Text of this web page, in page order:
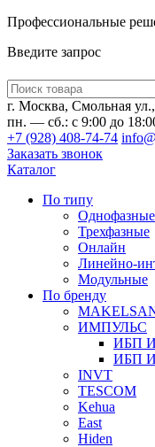
Профессиональные
Введите запрос
Введите
запрос
г. Москва, Смольная
пн. — сб.: с 9:00 до
+7 (928) 408-74-74
Заказать звонок
Каталог
По типу
Однофазные
Трехфазные
Онлайн
Линейно-
Модульные
По бренду
ИМПУЛЬС
ИБП
ИБП
INVT
TESCOM
Kehua
East
Hiden